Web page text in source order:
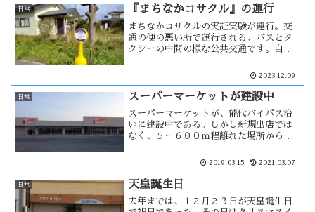
みまち阪ではつつじ祭りが・・
日常 『まちなかコサクル』の運行
まちなかコサクルの実証実験が運行。交
通の便の悪い所で運行される、バスとタ
クシーの中間の様な公共交通です。自分
15分程掛かるため、猛暑や極寒の時には
れそう・・
2023.12.09
日常 スーパーマーケットが建設中
スーパーマーケットが、能代バイパス沿
いに建設中である。しかし新規出店では
なく、５ー６００ｍ程離れた場所からの
ピングセンターの東側に、イオン出店の
に対抗する意味もあるのかもしれない。
2019.03.15 2021.03.07
日常 天皇誕生日
去年までは、１２月２３日が天皇誕生日